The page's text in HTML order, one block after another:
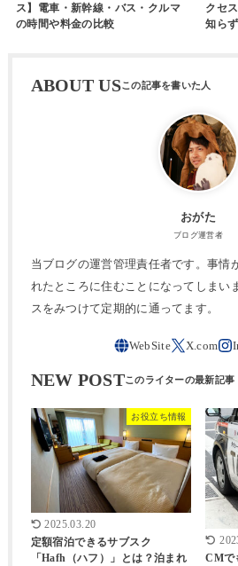
ス】電車・新幹線・バス・クルマ
の時間や料金の比較
クセ
知ら
ABOUT US
おがた
ブログ運営者
当ブログの運営管理責任者です。事情
れたところに住むことになってしまい
スをみつけて定期的に通ってます。
NEW POST
お役立ち情報
2025.03.20
定額宿泊できるサブスク
「Hafh（ハフ）」とは？泊まれ
CMで